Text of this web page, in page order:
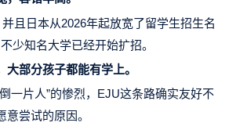
且日本从2026年起放宽了留学生招生名
少知名大学已经开始扩招。
部分孩子都能有学上。
一片人”的惨烈，EJU这条路确实友好不
尝试的原因。